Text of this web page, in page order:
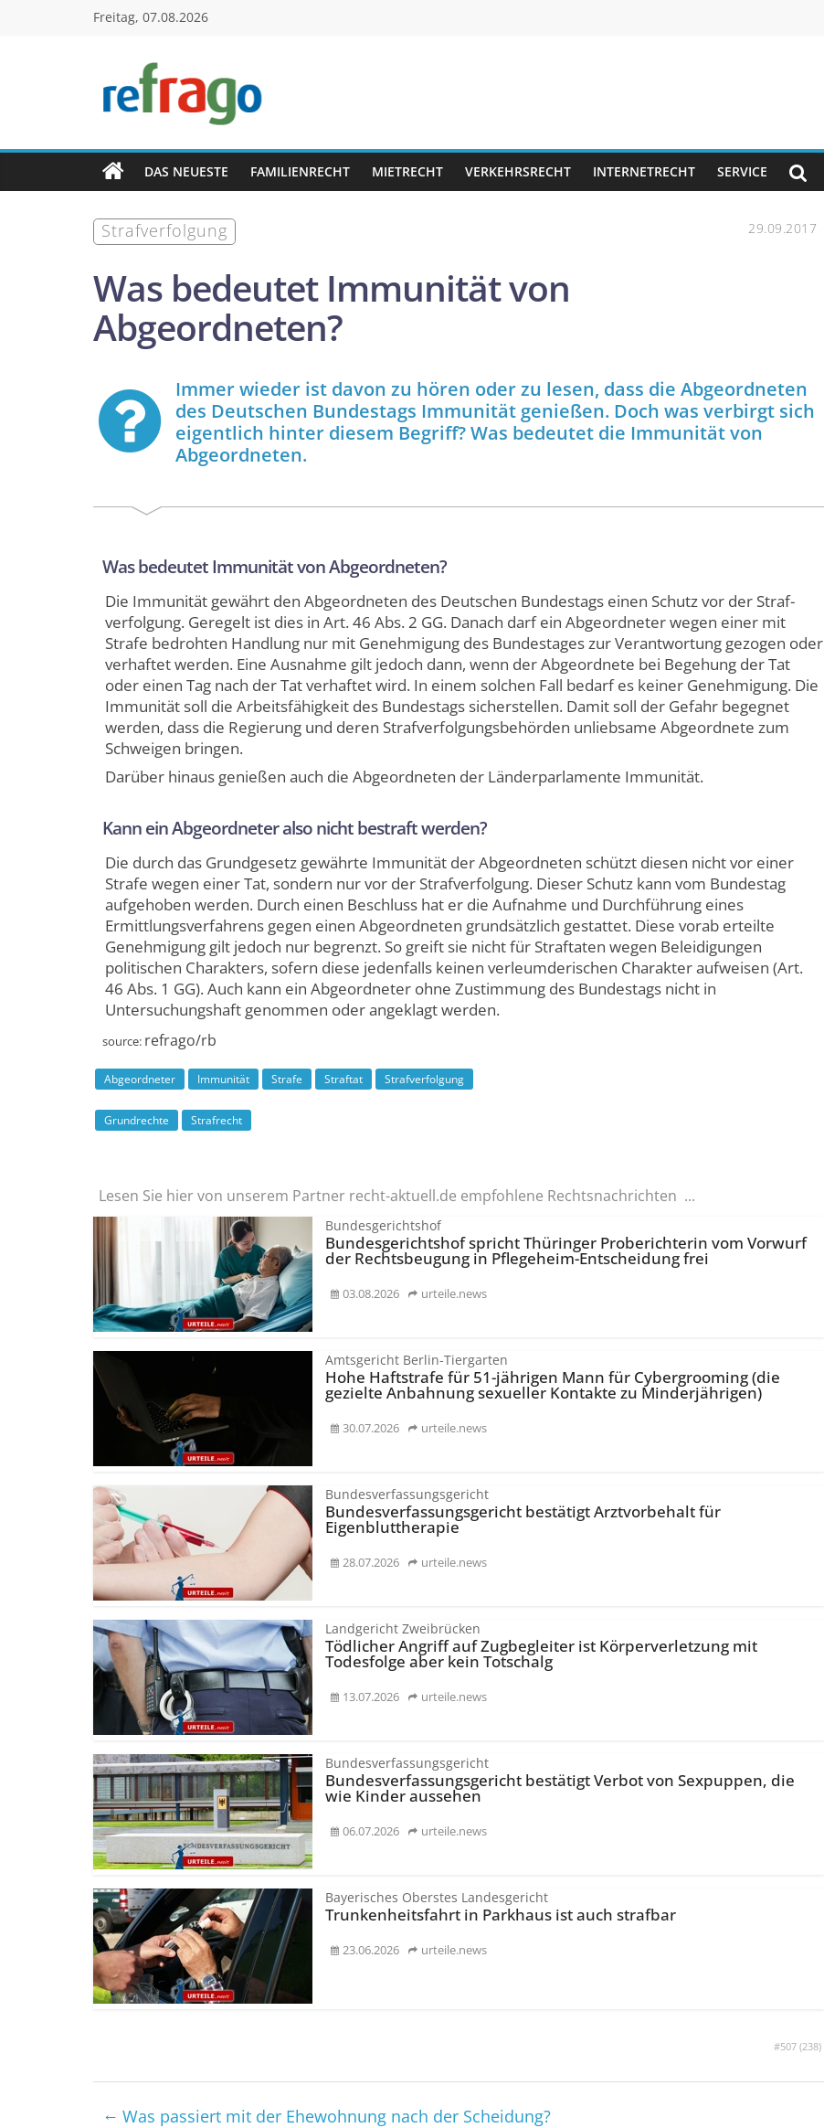
Freitag, 07.08.2026
refrago
Rechtsfragen
online
verständlich
erklärt
–
DAS NEUESTE FAMILIENRECHT MIETRECHT VERKEHRSRECHT INTERNETRECHT SERVICE
Straf­verfolgung 29.09.2017
Was bedeutet Immunität von
Abgeordneten?
Immer wieder ist davon zu hören oder zu lesen, dass die Abgeordneten
des Deutschen Bundestags Immunität genießen. Doch was verbirgt sich
eigentlich hinter diesem Begriff? Was bedeutet die Immunität von
Abgeordneten.
Was bedeutet Immunität von Abgeordneten?
Die Immunität gewährt den Abgeordneten des Deutschen Bundestags einen Schutz vor der Straf­
verfolgung. Geregelt ist dies in Art. 46 Abs. 2 GG. Danach darf ein Abgeordneter wegen einer mit
Strafe bedrohten Handlung nur mit Genehmigung des Bundestages zur Verantwortung gezogen oder
verhaftet werden. Eine Ausnahme gilt jedoch dann, wenn der Abgeordnete bei Begehung der Tat
oder einen Tag nach der Tat verhaftet wird. In einem solchen Fall bedarf es keiner Genehmigung. Die
Immunität soll die Arbeits­fähigkeit des Bundestags sicher­stellen. Damit soll der Gefahr begegnet
werden, dass die Regierung und deren Straf­verfolgungs­behörden unliebsame Abgeordnete zum
Schweigen bringen.
Darüber hinaus genießen auch die Abgeordneten der Länder­parlamente Immunität.
Kann ein Abgeordneter also nicht bestraft werden?
Die durch das Grundgesetz gewährte Immunität der Abgeordneten schützt diesen nicht vor einer
Strafe wegen einer Tat, sondern nur vor der Straf­verfolgung. Dieser Schutz kann vom Bundestag
aufgehoben werden. Durch einen Beschluss hat er die Aufnahme und Durchführung eines
Ermittlungs­verfahrens gegen einen Abgeordneten grund­sätzlich gestattet. Diese vorab erteilte
Genehmigung gilt jedoch nur begrenzt. So greift sie nicht für Straftaten wegen Beleidigungen
politischen Charakters, sofern diese jedenfalls keinen verleumderischen Charakter aufweisen (Art.
46 Abs. 1 GG). Auch kann ein Abgeordneter ohne Zustimmung des Bundestags nicht in
Untersuchungs­haft genommen oder angeklagt werden.
source: refrago/rb
Abgeordneter Immunität Strafe Straftat Strafverfolgung
Grundrechte Strafrecht
#507 (238)
Lesen Sie hier von unserem Partner recht-aktuell.de empfohlene Rechtsnachrichten ...
Bundesgerichtshof
Bundesgerichtshof spricht Thüringer Proberichterin vom Vorwurf
der Rechtsbeugung in Pflegeheim-Entscheidung frei
03.08.2026 urteile.news
Amtsgericht Berlin-Tiergarten
Hohe Haftstrafe für 51-jährigen Mann für Cybergrooming (die
gezielte Anbahnung sexueller Kontakte zu Minderjährigen)
30.07.2026 urteile.news
Bundesverfassungsgericht
Bundesver­fassungsgericht bestätigt Arztvorbehalt für
Eigenbluttherapie
28.07.2026 urteile.news
Landgericht Zweibrücken
Tödlicher Angriff auf Zugbegleiter ist Körperverletzung mit
Todesfolge aber kein Totschalg
13.07.2026 urteile.news
Bundesverfassungsgericht
Bundesver­fassungsgericht bestätigt Verbot von Sexpuppen, die
wie Kinder aussehen
06.07.2026 urteile.news
Bayerisches Oberstes Landesgericht
Trunkenheitsfahrt in Parkhaus ist auch strafbar
23.06.2026 urteile.news
← Was passiert mit der Ehewohnung nach der Scheidung?